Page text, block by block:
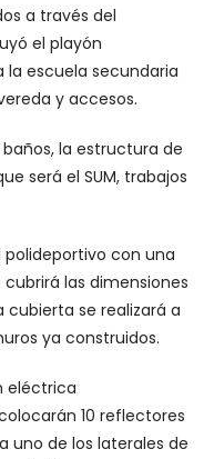
a través del
el playón
la escuela secundaria
y accesos.
la estructura de
será el SUM, trabajos
con una
las dimensiones
cubierta se realizará a
ya construidos.
eléctrica
10 reflectores
uno de los laterales de